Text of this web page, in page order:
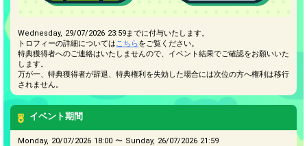
Wednesday, 29/07/2026 23:59までに付与いたします。
トロフィーの詳細についてはこちらをご覧ください。
特典獲得者へのご連絡はいたしませんので、イベント結果でご確認をお願いいた
します。
万が一、特典獲得者が辞退、特典権利を失効した場合には次位の方へ権利は移行
されません。
イベント期間
Monday, 20/07/2026 18:00 〜 Sunday, 26/07/2026 21:59